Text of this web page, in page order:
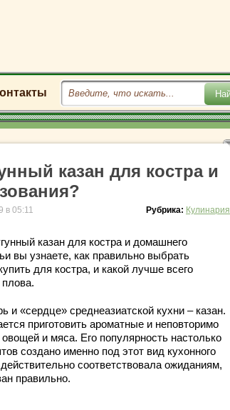
казан для костра и
в 05:11 Рубрика: Кулинария
казан для костра и домашнего
вы узнаете, как правильно выбрать
для костра, и какой лучше всего
и «сердце» среднеазиатской кухни – казан.
приготовить ароматные и неповторимо
и мяса. Его популярность настолько
создано именно под этот вид кухонного
соответствовала ожиданиям,
правильно.